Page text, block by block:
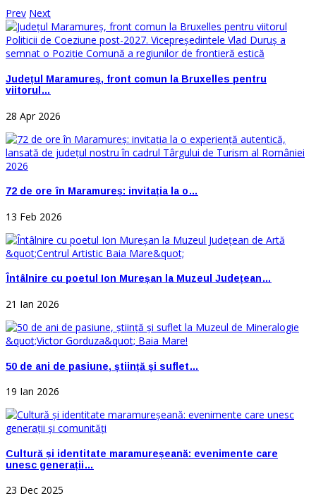
Prev Next
Județul Maramureș, front comun la Bruxelles pentru
viitorul…
28 Apr 2026
72 de ore în Maramureș: invitația la o…
13 Feb 2026
Întâlnire cu poetul Ion Mureșan la Muzeul Județean…
21 Ian 2026
50 de ani de pasiune, știință și suflet…
19 Ian 2026
Cultură și identitate maramureșeană: evenimente care
unesc generații…
23 Dec 2025